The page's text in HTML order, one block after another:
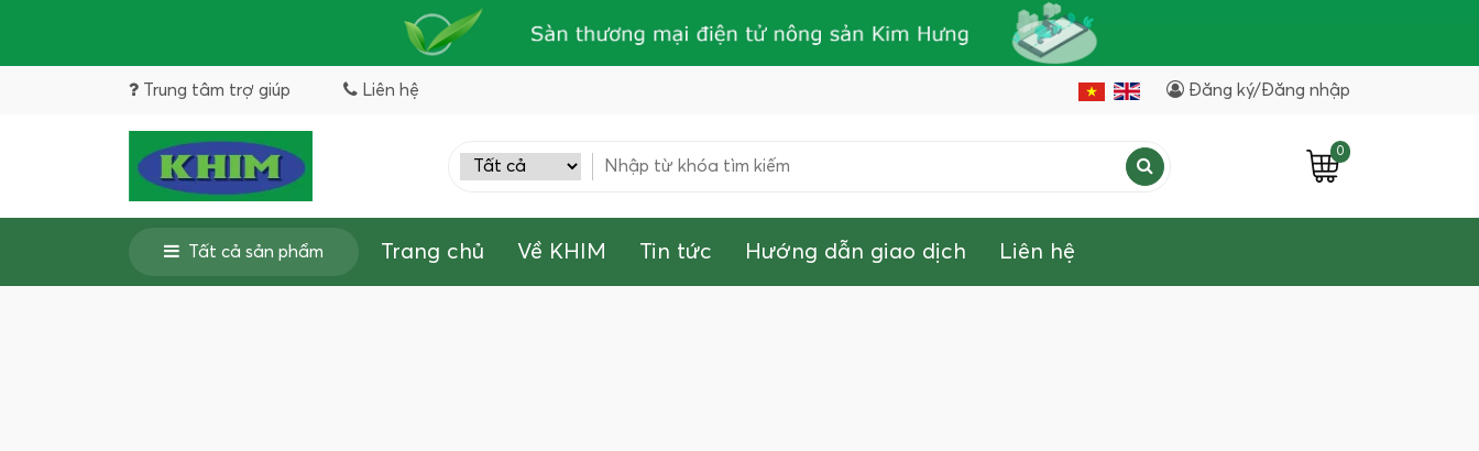
Trung tâm trợ giúp Liên hệ Đăng ký/Đăng nhập
0
Tất cả sản phẩm Trang chủ Về KHIM Tin tức Hướng dẫn giao dịch Liên hệ